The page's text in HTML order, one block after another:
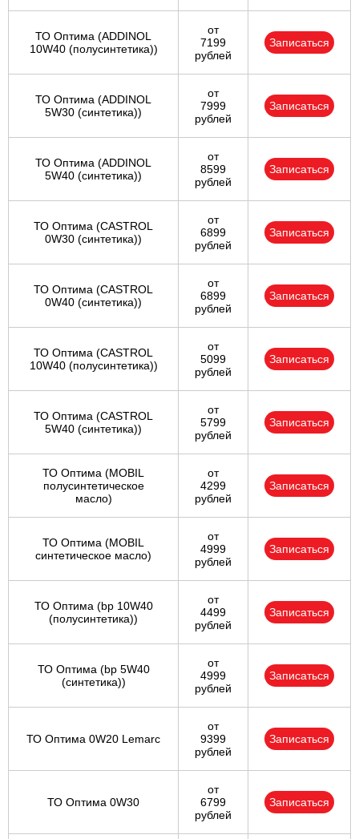
ТО Оптима (ADDINOL
10W40 (полусинтетика))
от
7199
рублей
Записаться
ТО Оптима (ADDINOL
5W30 (синтетика))
от
7999
рублей
Записаться
ТО Оптима (ADDINOL
5W40 (синтетика))
от
8599
рублей
Записаться
ТО Оптима (CASTROL
0W30 (синтетика))
от
6899
рублей
Записаться
ТО Оптима (CASTROL
0W40 (синтетика))
от
6899
рублей
Записаться
ТО Оптима (CASTROL
10W40 (полусинтетика))
от
5099
рублей
Записаться
ТО Оптима (CASTROL
5W40 (синтетика))
от
5799
рублей
Записаться
ТО Оптима (MOBIL
полусинтетическое
масло)
от
4299
рублей
Записаться
ТО Оптима (MOBIL
синтетическое масло)
от
4999
рублей
Записаться
ТО Оптима (bp 10W40
(полусинтетика))
от
4499
рублей
Записаться
ТО Оптима (bp 5W40
(синтетика))
от
4999
рублей
Записаться
ТО Оптима 0W20 Lemarc
от
9399
рублей
Записаться
ТО Оптима 0W30
от
6799
рублей
Записаться